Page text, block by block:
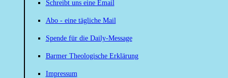
Schreibt uns eine Email
Abo - eine tägliche Mail
Spende für die Daily-Message
Barmer Theologische Erklärung
Impressum